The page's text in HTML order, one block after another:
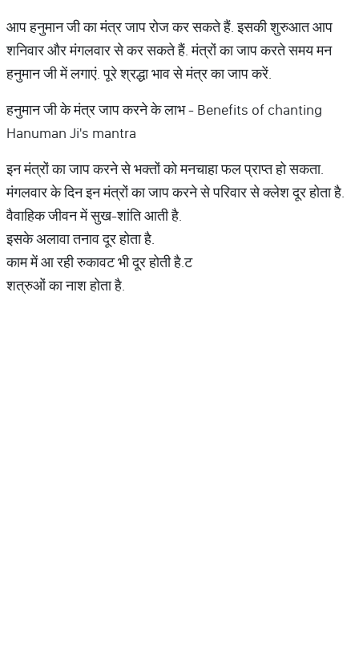
आप हनुमान जी का मंत्र जाप रोज कर सकते हैं. इसकी शुरुआत आप
शनिवार और मंगलवार से कर सकते हैं. मंत्रों का जाप करते समय मन
हनुमान जी में लगाएं. पूरे श्रद्धा भाव से मंत्र का जाप करें.
हनुमान जी के मंत्र जाप करने के लाभ - Benefits of chanting
Hanuman Ji's mantra
इन मंत्रों का जाप करने से भक्तों को मनचाहा फल प्राप्त हो सकता.
मंगलवार के दिन इन मंत्रों का जाप करने से परिवार से क्लेश दूर होता है.
वैवाहिक जीवन में सुख-शांति आती है.
इसके अलावा तनाव दूर होता है.
काम में आ रही रुकावट भी दूर होती है.ट
शत्रुओं का नाश होता है.